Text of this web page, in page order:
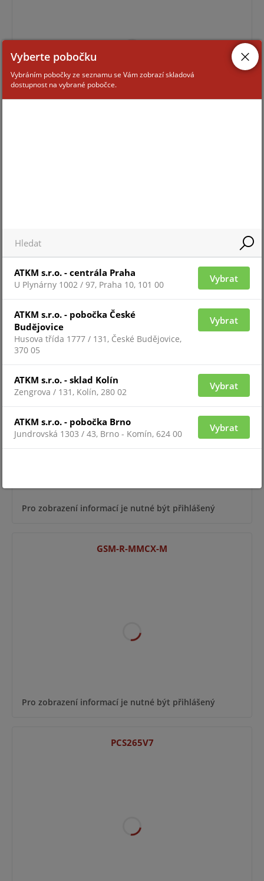
Pro zobrazení informací je nutné být přihlášený
Pro zobrazení informací je nutné být přihlášený
GSM-R-MMCX-M
Pro zobrazení informací je nutné být přihlášený
PCS265V7
Vyberte pobočku
Vybráním pobočky ze seznamu se Vám zobrazí skladová
dostupnost na vybrané pobočce.
ATKM s.r.o. - centrála Praha
U Plynárny 1002 / 97, Praha 10, 101 00
Vybrat
ATKM s.r.o. - pobočka České
Budějovice
Husova třída 1777 / 131, České Budějovice,
370 05
Vybrat
ATKM s.r.o. - sklad Kolín
Zengrova / 131, Kolín, 280 02
Vybrat
ATKM s.r.o. - pobočka Brno
Jundrovská 1303 / 43, Brno - Komín, 624 00
Vybrat